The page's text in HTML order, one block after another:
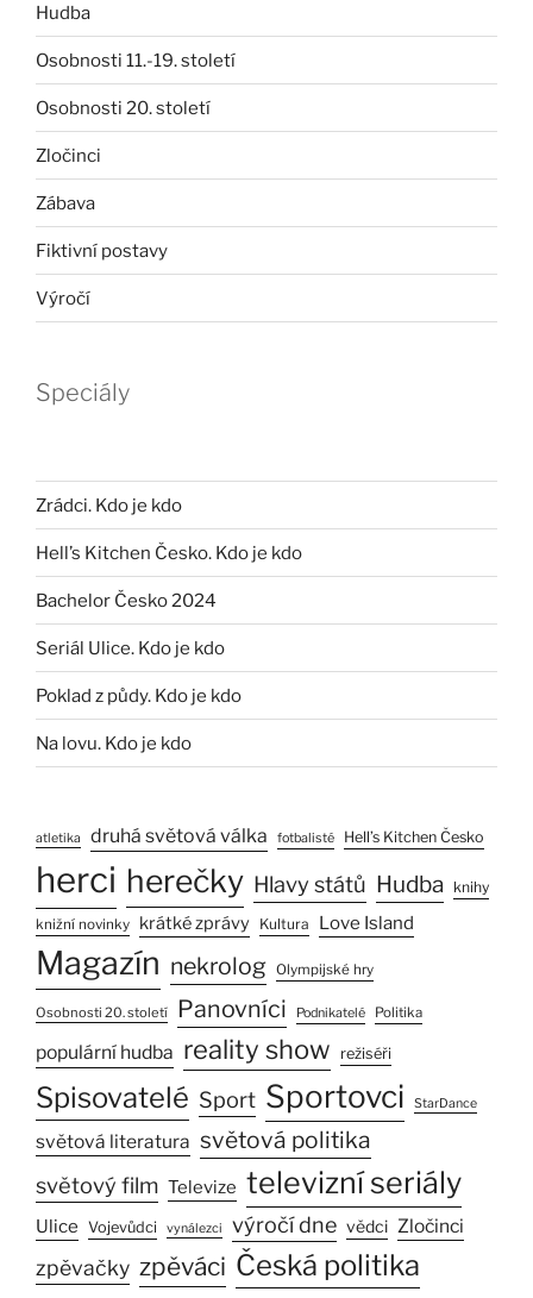
Hudba
Osobnosti 11.-19. století
Osobnosti 20. století
Zločinci
Zábava
Fiktivní postavy
Výročí
Speciály
Zrádci. Kdo je kdo
Hell’s Kitchen Česko. Kdo je kdo
Bachelor Česko 2024
Seriál Ulice. Kdo je kdo
Poklad z půdy. Kdo je kdo
Na lovu. Kdo je kdo
atletika druhá světová válka fotbalisté Hell’s Kitchen Česko
herci herečky Hlavy států Hudba knihy
knižní novinky krátké zprávy Kultura Love Island
Magazín nekrolog Olympijské hry
Osobnosti 20. století Panovníci Podnikatelé Politika
populární hudba reality show režiséři
Spisovatelé Sport Sportovci StarDance
světová literatura světová politika
světový film Televize televizní seriály
Ulice Vojevůdci vynálezci výročí dne vědci Zločinci
zpěvačky zpěváci Česká politika